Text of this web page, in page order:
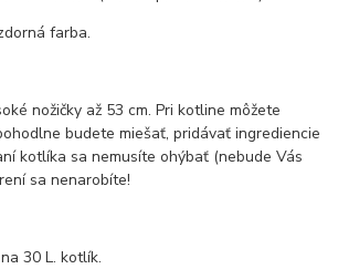
farba.
nožičky až 53 cm. Pri kotline môžete
budete miešať, pridávať ingrediencie
kotlíka sa nemusíte ohýbať (nebude Vás
sa nenarobíte!
30 L. kotlík.